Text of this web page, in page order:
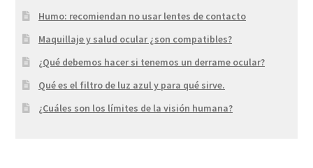
Humo: recomiendan no usar lentes de contacto
Maquillaje y salud ocular ¿son compatibles?
¿Qué debemos hacer si tenemos un derrame ocular?
Qué es el filtro de luz azul y para qué sirve.
¿Cuáles son los límites de la visión humana?